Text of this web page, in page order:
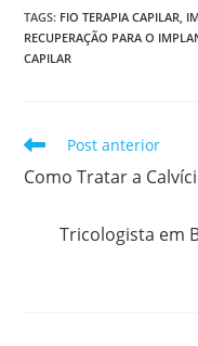
TAGS: FIO TERAPIA CAPILAR,
RECUPERAÇÃO PARA O
CAPILAR
Post anterior
Como Tratar a
Tricologista em